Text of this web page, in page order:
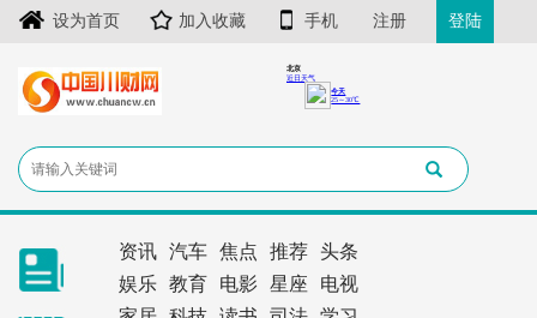
设为首页 加入收藏 手机 注册 登陆
资讯 汽车 焦点 推荐
头条
娱乐
教育 电影 星座
电视